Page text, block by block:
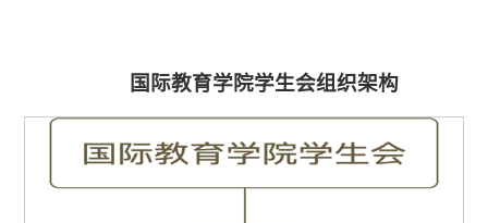
国际教育学院学生会组织架构